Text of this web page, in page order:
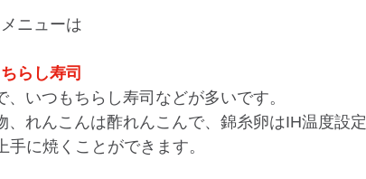
メニューは
ちらし寿司
いつもちらし寿司などが多いです。
れんこんは酢れんこんで、錦糸卵はIH温度設定
手に焼くことができます。